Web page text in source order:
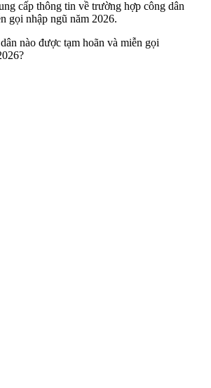
cấp thông tin về trường hợp công dân
gọi nhập ngũ năm 2026.